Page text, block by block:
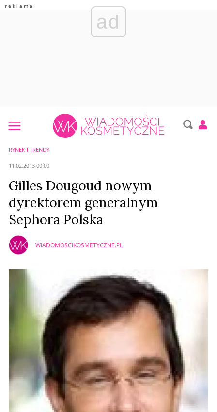
ad
RYNEK I TRENDY
11.02.2013 00:00
Gilles Dougoud nowym
dyrektorem generalnym
Sephora Polska
WIADOMOSCIKOSMETYCZNE.PL